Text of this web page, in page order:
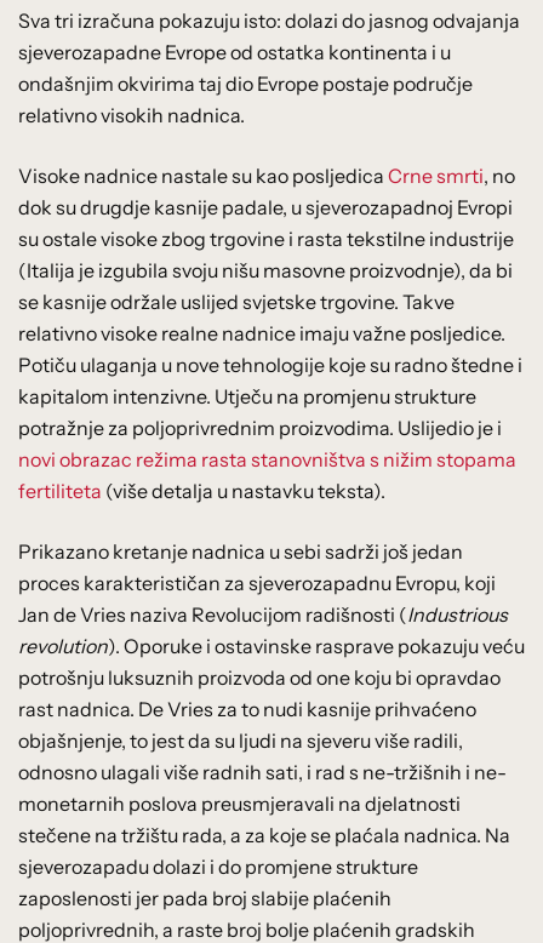
Sva tri izračuna pokazuju isto: dolazi do jasnog odvajanja
sjeverozapadne Evrope od ostatka kontinenta i u
ondašnjim okvirima taj dio Evrope postaje područje
relativno visokih nadnica.
Visoke nadnice nastale su kao posljedica Crne smrti, no
dok su drugdje kasnije padale, u sjeverozapadnoj Evropi
su ostale visoke zbog trgovine i rasta tekstilne industrije
(Italija je izgubila svoju nišu masovne proizvodnje), da bi
se kasnije održale uslijed svjetske trgovine. Takve
relativno visoke realne nadnice imaju važne posljedice.
Potiču ulaganja u nove tehnologije koje su radno štedne i
kapitalom intenzivne. Utječu na promjenu strukture
potražnje za poljoprivrednim proizvodima. Uslijedio je i
novi obrazac režima rasta stanovništva s nižim stopama
fertiliteta (više detalja u nastavku teksta).
Prikazano kretanje nadnica u sebi sadrži još jedan
proces karakterističan za sjeverozapadnu Evropu, koji
Jan de Vries naziva Revolucijom radišnosti (Industrious
revolution). Oporuke i ostavinske rasprave pokazuju veću
potrošnju luksuznih proizvoda od one koju bi opravdao
rast nadnica. De Vries za to nudi kasnije prihvaćeno
objašnjenje, to jest da su ljudi na sjeveru više radili,
odnosno ulagali više radnih sati, i rad s ne-tržišnih i ne-
monetarnih poslova preusmjeravali na djelatnosti
stečene na tržištu rada, a za koje se plaćala nadnica. Na
sjeverozapadu dolazi i do promjene strukture
zaposlenosti jer pada broj slabije plaćenih
poljoprivrednih, a raste broj bolje plaćenih gradskih